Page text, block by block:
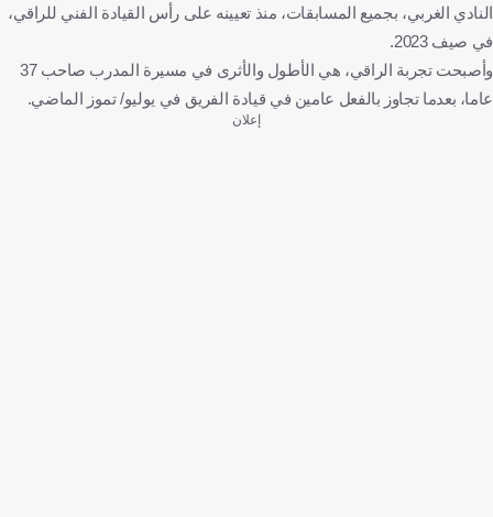
النادي الغربي، بجميع المسابقات، منذ تعيينه على رأس القيادة الفني للراقي،
في صيف 2023.
وأصبحت تجربة الراقي، هي الأطول والأثرى في مسيرة المدرب صاحب 37
عاما، بعدما تجاوز بالفعل عامين في قيادة الفريق في يوليو/ تموز الماضي.
إعلان